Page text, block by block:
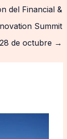
del Financial &
Summit
de octubre →